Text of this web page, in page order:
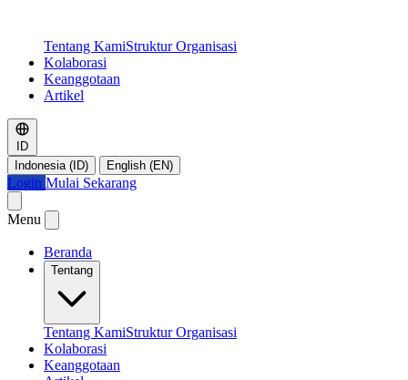
Tentang KamiStruktur Organisasi
Kolaborasi
Keanggotaan
Artikel
ID
Indonesia (ID)
English (EN)
Login Mulai Sekarang
Menu
Beranda
Tentang
Tentang KamiStruktur Organisasi
Kolaborasi
Keanggotaan